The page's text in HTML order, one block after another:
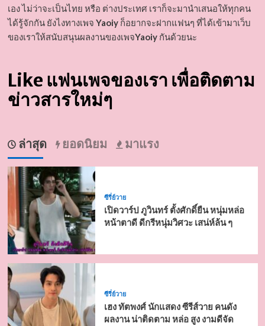
เอง ไม่ว่าจะเป็นไทย หรือ ต่างประเทศ เราก็จะมานำเสนอให้ทุกคน
ได้รู้จักกัน ยังไงทางเพจ Yaoiyก็อยากจะฝากแฟนๆ ที่ได้เข้ามาเว็บ
ของเราให้สนับสนุนผลงานของเพจYaoiyกันด้วยนะ
Like แฟนเพจของเรา เพื่อติดตาม
ข่าวสารใหม่ๆ
ล่าสุด ยอดนิยม มาแรง
ซีรี่ย์วาย
เปิดวาร์ป ภูวินทร์ ตั้งศักดิ์ยืน หนุ่มหล่อ
หน้าตาดี ดีกรีหนุ่มวิศวะ เสน่ห์ล้น ๆ
ซีรี่ย์วาย
เฮง ทัตพงศ์ นักแสดง ซีรีส์วาย คนดัง
ผลงาน น่าติดตาม หล่อ สูง งามดีจัด